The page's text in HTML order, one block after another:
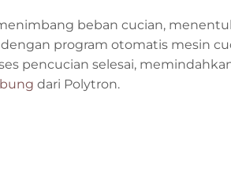
beban cucian,
program otomatis mesin
pencucian selesai,
dari Polytron.